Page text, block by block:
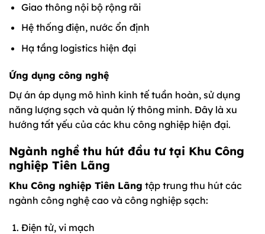
Giao thông nội bộ rộng rãi
Hệ thống điện, nước ổn định
Hạ tầng logistics hiện đại
Ứng dụng công nghệ
Dự án áp dụng mô hình kinh tế tuần hoàn, sử dụng
năng lượng sạch và quản lý thông minh. Đây là xu
hướng tất yếu của các khu công nghiệp hiện đại.
Ngành nghề thu hút đầu tư tại Khu Công
nghiệp Tiên Lãng
Khu Công nghiệp Tiên Lãng tập trung thu hút các
ngành công nghệ cao và công nghiệp sạch:
Điện tử, vi mạch